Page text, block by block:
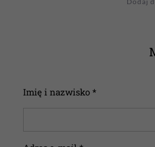
Imię i nazwisko *